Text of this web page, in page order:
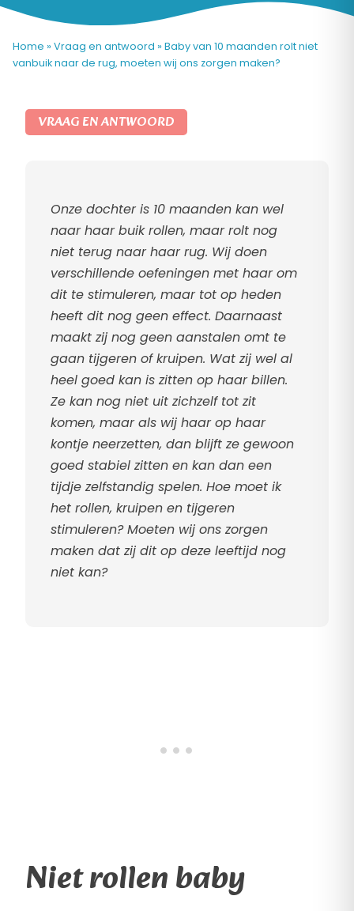
Home » Vraag en antwoord » Baby van 10 maanden rolt niet
vanbuik naar de rug, moeten wij ons zorgen maken?
VRAAG EN ANTWOORD
Onze dochter is 10 maanden kan wel
naar haar buik rollen, maar rolt nog
niet terug naar haar rug. Wij doen
verschillende oefeningen met haar om
dit te stimuleren, maar tot op heden
heeft dit nog geen effect. Daarnaast
maakt zij nog geen aanstalen omt te
gaan tijgeren of kruipen. Wat zij wel al
heel goed kan is zitten op haar billen.
Ze kan nog niet uit zichzelf tot zit
komen, maar als wij haar op haar
kontje neerzetten, dan blijft ze gewoon
goed stabiel zitten en kan dan een
tijdje zelfstandig spelen. Hoe moet ik
het rollen, kruipen en tijgeren
stimuleren? Moeten wij ons zorgen
maken dat zij dit op deze leeftijd nog
niet kan?
Niet rollen baby